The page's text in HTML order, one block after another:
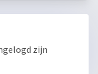
zijn